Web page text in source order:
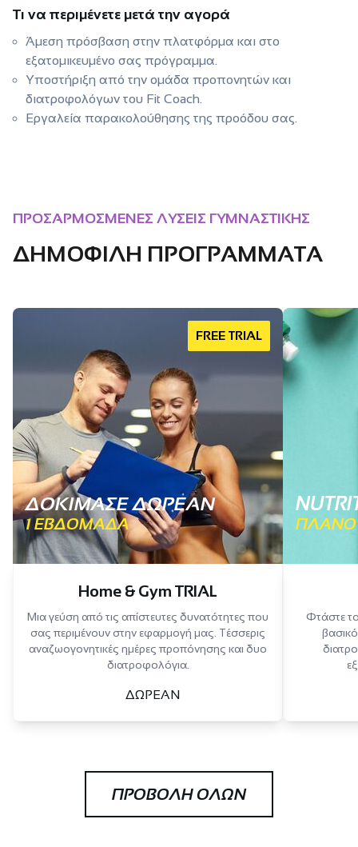
Τι να περιμένετε μετά την αγορά
Άμεση πρόσβαση στην πλατφόρμα και στο
εξατομικευμένο σας πρόγραμμα.
Υποστήριξη από την ομάδα προπονητών και
διατροφολόγων του Fit Coach.
Εργαλεία παρακολούθησης της προόδου σας.
ΠΡΟΣΑΡΜΟΣΜΕΝΕΣ ΛΥΣΕΙΣ ΓΥΜΝΑΣΤΙΚΗΣ
ΔΗΜΟΦΙΛΗ ΠΡΟΓΡΑΜΜΑΤΑ
FREE TRIAL
ΔΟΚΙΜΑΣΕ ΔΩΡΕΑΝ
1 ΕΒΔΟΜΑΔΑ
Home & Gym TRIAL
Μια γεύση από τις απίστευτες δυνατότητες που
σας περιμένουν στην εφαρμογή μας. Τέσσερις
αναζωογονητικές ημέρες προπόνησης και δυο
διατροφολόγια.
ΔΩΡΕΑΝ
ΠΛΑΝΟ
Φτάστε
ΠΡΟΒΟΛΗ ΟΛΩΝ